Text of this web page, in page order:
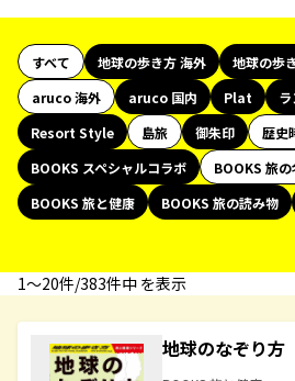
すべて 地球の歩き方 海外
地球の歩
aruco 海外
aruco 国内 Plat
Resort Style
島旅 御朱印 歴史
BOOKS スペシャルコラボ
BOOKS 旅
BOOKS 旅と健康
BOOKS 旅の読み物
1〜20件/383件中 を表示
地球のなぞり